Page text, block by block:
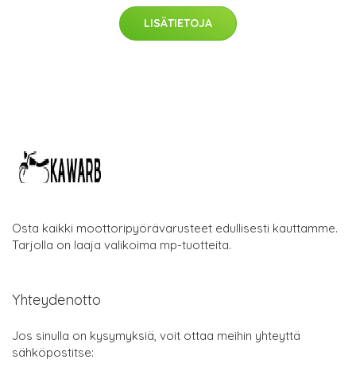
LISÄTIETOJA
Osta kaikki moottoripyörävarusteet edullisesti kauttamme.
Tarjolla on laaja valikoima mp-tuotteita.
Yhteydenotto
Jos sinulla on kysymyksiä, voit ottaa meihin yhteyttä
sähköpostitse: